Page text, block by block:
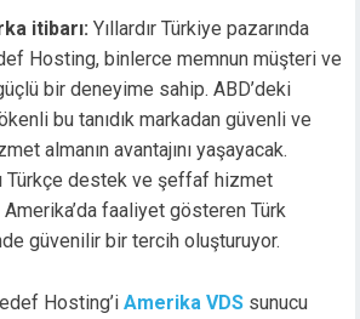
itibarı: Yıllardır Türkiye pazarında
Hosting, binlerce memnun müşteri ve
bir deneyime sahip. ABD’deki
bu tanıdık markadan güvenli ve
almanın avantajını yaşayacak.
Türkçe destek ve şeffaf hizmet
Amerika’da faaliyet gösteren Türk
güvenilir bir tercih oluşturuyor.
Hosting’iAmerika VDS sunucu